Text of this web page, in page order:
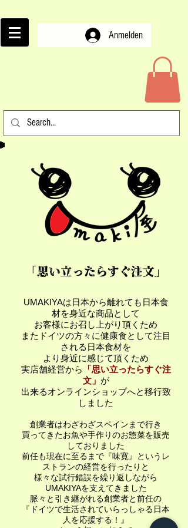
Anmelden
「思い立ったらすぐ注文」
UMAKIYAは日本から離れても日本食
材を身近な商品として
お客様にお召し上がり頂くため
またドイツの方々に健康食として注目
される日本食材を
より身近に感じて頂くため
​実店舗経営から 「思い立ったらすぐ注
文」 が
出来るオンラインショップへと移行致
しました
創業者はわざわざスペインまで行き
買ってきたお魚や手作りのお惣菜を販売
しておりました​
前任も現在に至るまで『味寛』というレ
ストランの経営を行ったりと
様々な試行錯誤を繰り返しながら
UMAKIYAを支えてきました​
脈々と引き継がれる創業者と前任の
『ドイツで生活されていらっしゃる日本
人を応援する！』